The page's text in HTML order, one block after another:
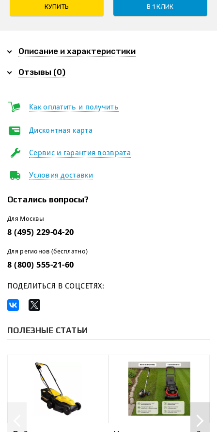
КУПИТЬ В 1 КЛИК
Описание и характеристики
Отзывы (0)
Как оплатить и получить
Дисконтная карта
Сервис и гарантия возврата
Условия доставки
Остались вопросы?
Для Москвы
8 (495) 229-04-20
Для регионов (бесплатно)
8 (800) 555-21-60
ПОДЕЛИТЬСЯ В СОЦСЕТЯХ:
ПОЛЕЗНЫЕ СТАТЬИ